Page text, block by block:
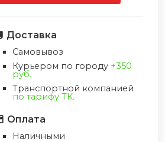
Доставка
Самовывоз
Курьером по городу +350
руб.
Транспортной компанией
по тарифу ТК.
Оплата
Наличными